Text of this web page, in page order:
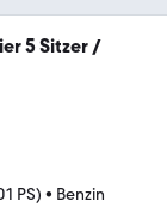
5 Sitzer /
PS) • Benzin